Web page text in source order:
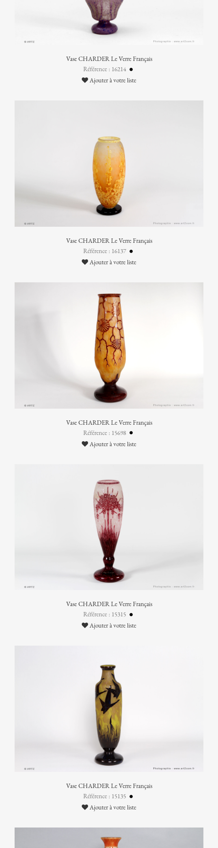
Vase CHARDER Le Verre Français
Référence : 16214
Ajouter à votre liste
Vase CHARDER Le Verre Français
Référence : 16137
Ajouter à votre liste
Vase CHARDER Le Verre Français
Référence : 15698
Ajouter à votre liste
Vase CHARDER Le Verre Français
Référence : 15315
Ajouter à votre liste
Vase CHARDER Le Verre Français
Référence : 15135
Ajouter à votre liste